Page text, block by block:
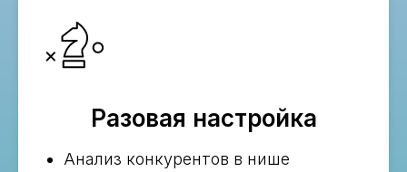
Разовая настройка
Анализ конкурентов в нише